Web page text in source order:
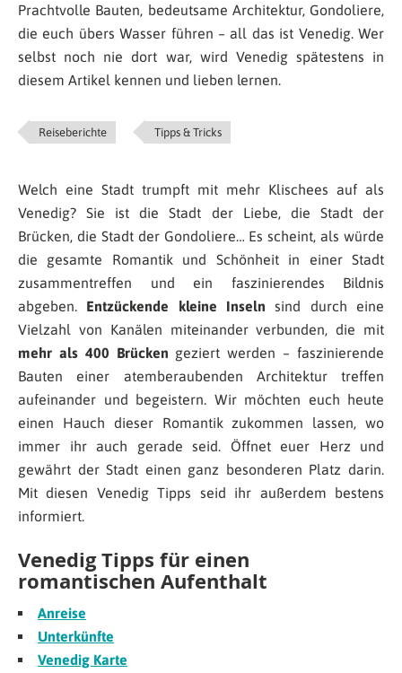
Prachtvolle Bauten, bedeutsame Architektur, Gondoliere,
die euch übers Wasser führen – all das ist Venedig. Wer
selbst noch nie dort war, wird Venedig spätestens in
diesem Artikel kennen und lieben lernen.
Reiseberichte Tipps & Tricks
Welch eine Stadt trumpft mit mehr Klischees auf als
Venedig? Sie ist die Stadt der Liebe, die Stadt der
Brücken, die Stadt der Gondoliere… Es scheint, als würde
die gesamte Romantik und Schönheit in einer Stadt
zusammentreffen und ein faszinierendes Bildnis
abgeben. Entzückende kleine Inseln sind durch eine
Vielzahl von Kanälen miteinander verbunden, die mit
mehr als 400 Brücken geziert werden – faszinierende
Bauten einer atemberaubenden Architektur treffen
aufeinander und begeistern. Wir möchten euch heute
einen Hauch dieser Romantik zukommen lassen, wo
immer ihr auch gerade seid. Öffnet euer Herz und
gewährt der Stadt einen ganz besonderen Platz darin.
Mit diesen Venedig Tipps seid ihr außerdem bestens
informiert.
Venedig Tipps für einen
romantischen Aufenthalt
Anreise
Unterkünfte
Venedig Karte